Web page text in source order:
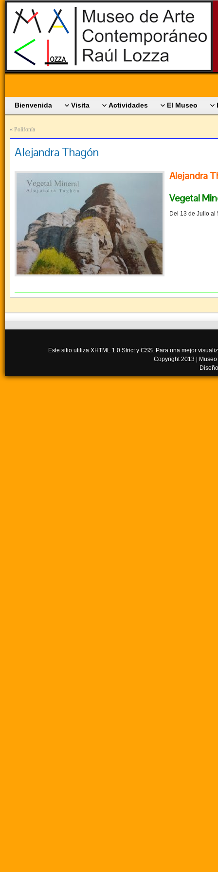
Bienvenida Visita Actividades El Museo
« Polifonía
Alejandra Thagón
Alejandra
Vegetal
Del 13 de Julio al
Este sitio utiliza XHTML 1.0 Strict y CSS. Para una mejor
Copyright 2013 |